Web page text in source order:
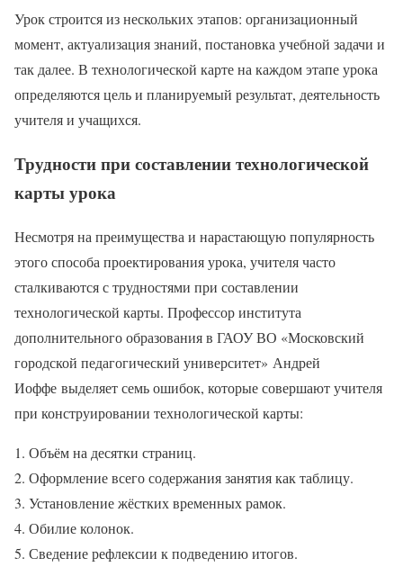
Урок строится из нескольких этапов: организационный
момент, актуализация знаний, постановка учебной задачи и
так далее. В технологической карте на каждом этапе урока
определяются цель и планируемый результат, деятельность
учителя и учащихся.
Трудности при составлении технологической
карты урока
Несмотря на преимущества и нарастающую популярность
этого способа проектирования урока, учителя часто
сталкиваются с трудностями при составлении
технологической карты. Профессор института
дополнительного образования в ГАОУ ВО «Московский
городской педагогический университет» Андрей
Иоффе выделяет семь ошибок, которые совершают учителя
при конструировании технологической карты:
Объём на десятки страниц.
Оформление всего содержания занятия как таблицу.
Установление жёстких временных рамок.
Обилие колонок.
Сведение рефлексии к подведению итогов.